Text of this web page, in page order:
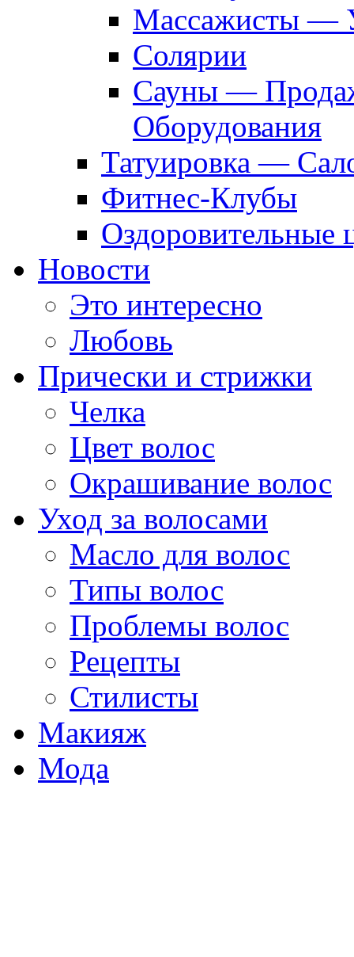
Массажисты —
Солярии
Сауны —
Оборудования
Татуировка —
Фитнес-Клубы
Оздоровительные
Новости
Это интересно
Любовь
Прически и стрижки
Челка
Цвет волос
Окрашивание волос
Уход за волосами
Масло для волос
Типы волос
Проблемы волос
Рецепты
Стилисты
Макияж
Мода